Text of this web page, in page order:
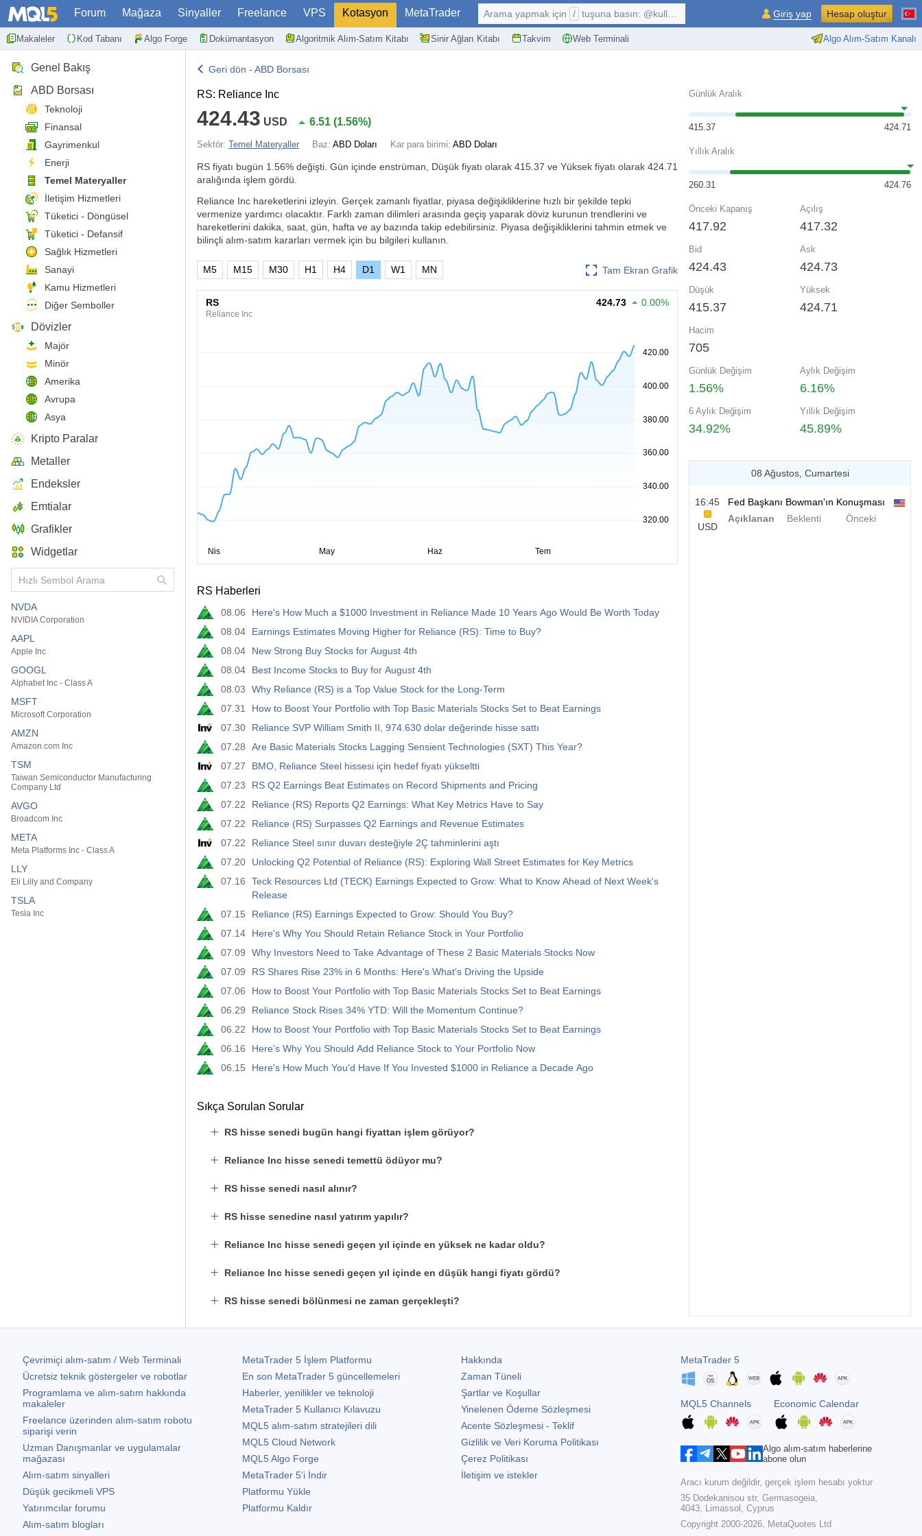
Forum Mağaza Sinyaller Freelance VPS Kotasyon MetaTrader
Makaleler Kod Tabanı Algo Forge Dokümantasyon Algoritmik Alım-Satım Kitabı Sinir Ağları Kitabı Takvim Web Terminali Algo Alım-Satım Kanalı
Arama yapmak için / tuşuna basın: @kullanıcı, $sembol, ... Giriş yap Hesap oluştur
Genel Bakış
ABD Borsası
Teknoloji
Finansal
Gayrimenkul
Enerji
Temel Materyaller
İletişim Hizmetleri
Tüketici - Döngüsel
Tüketici - Defansif
Sağlık Hizmetleri
Sanayi
Kamu Hizmetleri
Diğer Semboller
Dövizler
Majör
Minör
Amerika
Avrupa
Asya
Kripto Paralar
Metaller
Endeksler
Emtialar
Grafikler
Widgetlar
NVDA
NVIDIA Corporation
AAPL
Apple Inc
GOOGL
Alphabet Inc - Class A
MSFT
Microsoft Corporation
AMZN
Amazon.com Inc
TSM
Taiwan Semiconductor Manufacturing
Company Ltd
AVGO
Broadcom Inc
META
Meta Platforms Inc - Class A
LLY
Eli Lilly and Company
TSLA
Tesla Inc
Geri dön - ABD Borsası
RS: Reliance Inc
424.43 USD 6.51 (1.56%)
Sektör: Temel Materyaller Baz: ABD Doları Kar para birimi: ABD Doları
RS fiyatı bugün 1.56% değişti. Gün içinde enstrüman, Düşük fiyatı olarak 415.37 ve Yüksek fiyatı olarak 424.71
aralığında işlem gördü.
Reliance Inc hareketlerini izleyin. Gerçek zamanlı fiyatlar, piyasa değişikliklerine hızlı bir şekilde tepki
vermenize yardımcı olacaktır. Farklı zaman dilimleri arasında geçiş yaparak döviz kurunun trendlerini ve
hareketlerini dakika, saat, gün, hafta ve ay bazında takip edebilirsiniz. Piyasa değişikliklerini tahmin etmek ve
bilinçli alım-satım kararları vermek için bu bilgileri kullanın.
Tam Ekran Grafik
M5 M15 M30 H1 H4 D1 W1 MN
RS
Reliance Inc
424.73 0.00%
RS Haberleri
08.06
Here's How Much a $1000 Investment in Reliance Made 10 Years Ago Would Be Worth Today
08.04
Earnings Estimates Moving Higher for Reliance (RS): Time to Buy?
08.04
New Strong Buy Stocks for August 4th
08.04
Best Income Stocks to Buy for August 4th
08.03
Why Reliance (RS) is a Top Value Stock for the Long-Term
07.31
How to Boost Your Portfolio with Top Basic Materials Stocks Set to Beat Earnings
07.30
Reliance SVP William Smith II, 974.630 dolar değerinde hisse sattı
07.28
Are Basic Materials Stocks Lagging Sensient Technologies (SXT) This Year?
07.27
BMO, Reliance Steel hissesi için hedef fiyatı yükseltti
07.23
RS Q2 Earnings Beat Estimates on Record Shipments and Pricing
07.22
Reliance (RS) Reports Q2 Earnings: What Key Metrics Have to Say
07.22
Reliance (RS) Surpasses Q2 Earnings and Revenue Estimates
07.22
Reliance Steel sınır duvarı desteğiyle 2Ç tahminlerini aştı
07.20
Unlocking Q2 Potential of Reliance (RS): Exploring Wall Street Estimates for Key Metrics
07.16
Teck Resources Ltd (TECK) Earnings Expected to Grow: What to Know Ahead of Next Week's
Release
07.15
Reliance (RS) Earnings Expected to Grow: Should You Buy?
07.14
Here's Why You Should Retain Reliance Stock in Your Portfolio
07.09
Why Investors Need to Take Advantage of These 2 Basic Materials Stocks Now
07.09
RS Shares Rise 23% in 6 Months: Here's What's Driving the Upside
07.06
How to Boost Your Portfolio with Top Basic Materials Stocks Set to Beat Earnings
06.29
Reliance Stock Rises 34% YTD: Will the Momentum Continue?
06.22
How to Boost Your Portfolio with Top Basic Materials Stocks Set to Beat Earnings
06.16
Here's Why You Should Add Reliance Stock to Your Portfolio Now
06.15
Here's How Much You'd Have If You Invested $1000 in Reliance a Decade Ago
Sıkça Sorulan Sorular
RS hisse senedi bugün hangi fiyattan işlem görüyor?
Reliance Inc hisse senedi temettü ödüyor mu?
RS hisse senedi nasıl alınır?
RS hisse senedine nasıl yatırım yapılır?
Reliance Inc hisse senedi geçen yıl içinde en yüksek ne kadar oldu?
Reliance Inc hisse senedi geçen yıl içinde en düşük hangi fiyatı gördü?
RS hisse senedi bölünmesi ne zaman gerçekleşti?
Günlük Aralık
415.37 424.71
Yıllık Aralık
260.31 424.76
Önceki Kapanış
417.92
Açılış
417.32
Bid
424.43
Ask
424.73
Düşük
415.37
Yüksek
424.71
Hacim
705
Günlük Değişim
1.56%
Aylık Değişim
6.16%
6 Aylık Değişim
34.92%
Yıllık Değişim
45.89%
08 Ağustos, Cumartesi
16:45
USD
Fed Başkanı Bowman'ın Konuşması
Açıklanan
Beklenti Önceki
Çevrimiçi alım-satım / Web Terminali
Ücretsiz teknik göstergeler ve robotlar
Programlama ve alım-satım hakkında
makaleler
Freelance üzerinden alım-satım robotu
siparişi verin
Uzman Danışmanlar ve uygulamalar
mağazası
Alım-satım sinyalleri
Düşük gecikmeli VPS
Yatırımcılar forumu
Alım-satım blogları
MetaTrader 5İşlem Platformu
En son MetaTrader 5güncellemeleri
Haberler, yenilikler ve teknoloji
MetaTrader 5Kullanıcı Kılavuzu
MQL5 alım-satım stratejileri dili
MQL5 Cloud Network
MQL5 Algo Forge
MetaTrader 5'i İndir
Platformu Yükle
Platformu Kaldır
Hakkında
Zaman Tüneli
Şartlar ve Koşullar
Yinelenen Ödeme Sözleşmesi
Acente Sözleşmesi - Teklif
Gizlilik ve Veri Koruma Politikası
Çerez Politikası
İletişim ve istekler
MetaTrader 5
MQL5 Channels Economic Calendar
Algo alım-satım haberlerine
abone olun
Aracı kurum değildir, gerçek işlem hesabı yoktur
35 Dodekanisou str, Germasogeia,
4043, Limassol, Cyprus
Copyright 2000-2026, MetaQuotes Ltd